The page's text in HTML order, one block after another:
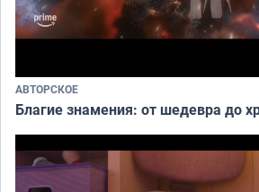
АВТОРСКОЕ
Благие знамения: от шедевра до